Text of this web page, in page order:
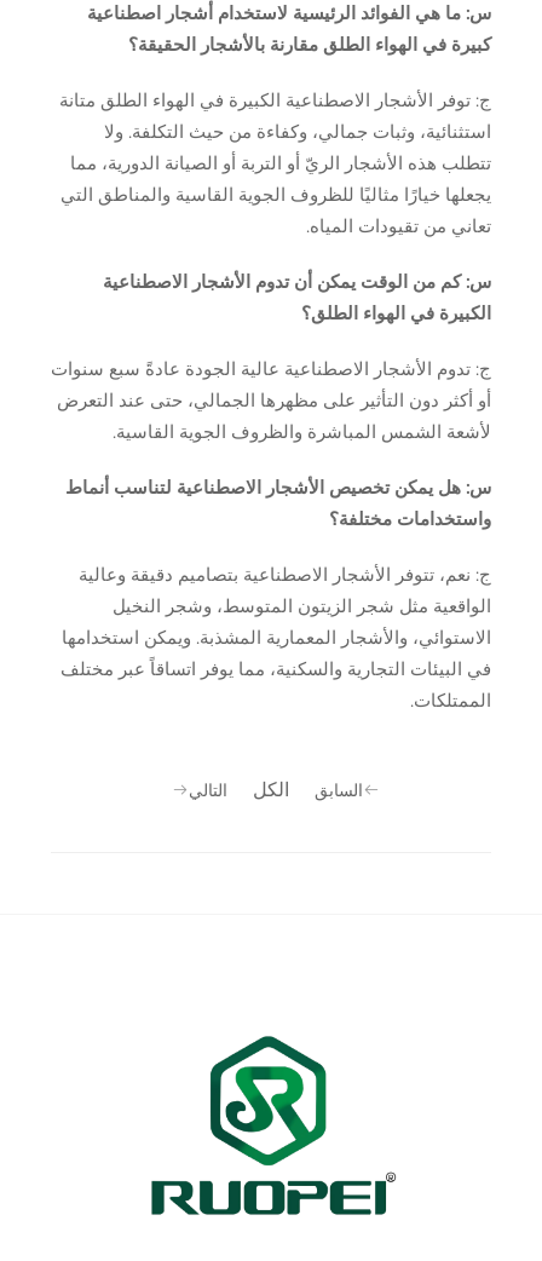
س: ما هي الفوائد الرئيسية لاستخدام أشجار اصطناعية
كبيرة في الهواء الطلق مقارنة بالأشجار الحقيقة؟
ج: توفر الأشجار الاصطناعية الكبيرة في الهواء الطلق متانة
استثنائية، وثبات جمالي، وكفاءة من حيث التكلفة. ولا
تتطلب هذه الأشجار الريّ أو التربة أو الصيانة الدورية، مما
يجعلها خيارًا مثاليًا للظروف الجوية القاسية والمناطق التي
تعاني من تقيودات المياه.
س: كم من الوقت يمكن أن تدوم الأشجار الاصطناعية
الكبيرة في الهواء الطلق؟
ج: تدوم الأشجار الاصطناعية عالية الجودة عادةً سبع سنوات
أو أكثر دون التأثير على مظهرها الجمالي، حتى عند التعرض
لأشعة الشمس المباشرة والظروف الجوية القاسية.
س: هل يمكن تخصيص الأشجار الاصطناعية لتناسب أنماط
واستخدامات مختلفة؟
ج: نعم، تتوفر الأشجار الاصطناعية بتصاميم دقيقة وعالية
الواقعية مثل شجر الزيتون المتوسط، وشجر النخيل
الاستوائي، والأشجار المعمارية المشذبة. ويمكن استخدامها
في البيئات التجارية والسكنية، مما يوفر اتساقاً عبر مختلف
الممتلكات.
السابق الكل التالي